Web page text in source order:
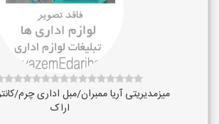
میزمدیریتی آریا ممبران/مبل اداری چرم/
اراک